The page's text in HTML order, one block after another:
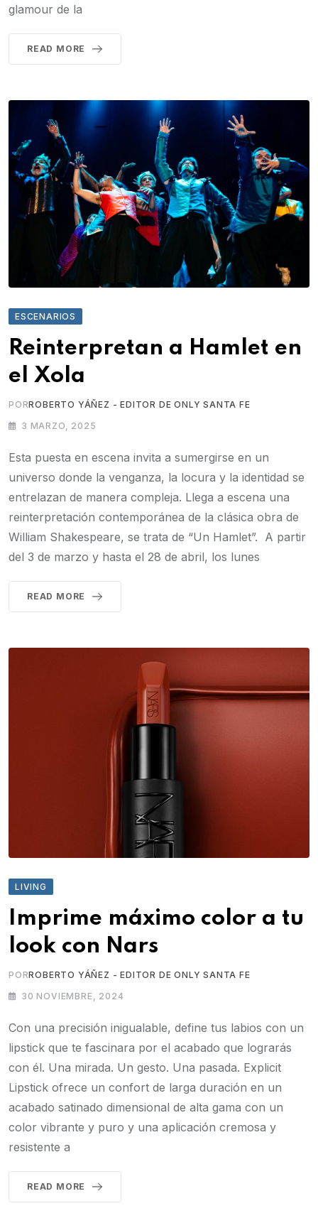
glamour de la
READ MORE
ESCENARIOS
Reinterpretan a Hamlet en
el Xola
PORROBERTO YÁÑEZ - EDITOR DE ONLY SANTA FE
3 MARZO, 2025
Esta puesta en escena invita a sumergirse en un
universo donde la venganza, la locura y la identidad se
entrelazan de manera compleja. Llega a escena una
reinterpretación contemporánea de la clásica obra de
William Shakespeare, se trata de “Un Hamlet”. A partir
del 3 de marzo y hasta el 28 de abril, los lunes
READ MORE
LIVING
Imprime máximo color a tu
look con Nars
PORROBERTO YÁÑEZ - EDITOR DE ONLY SANTA FE
30 NOVIEMBRE, 2024
Con una precisión inigualable, define tus labios con un
lipstick que te fascinara por el acabado que lograrás
con él. Una mirada. Un gesto. Una pasada. Explicit
Lipstick ofrece un confort de larga duración en un
acabado satinado dimensional de alta gama con un
color vibrante y puro y una aplicación cremosa y
resistente a
READ MORE